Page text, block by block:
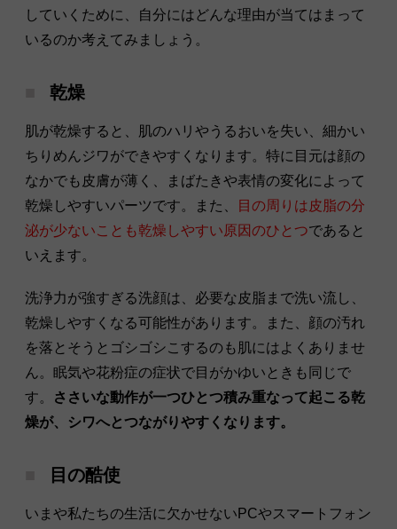
していくために、自分にはどんな理由が当てはまって
いるのか考えてみましょう。
乾燥
肌が乾燥すると、肌のハリやうるおいを失い、細かい
ちりめんジワができやすくなります。特に目元は顔の
なかでも皮膚が薄く、まばたきや表情の変化によって
乾燥しやすいパーツです。また、
目の周りは皮脂の分
泌が少ないことも乾燥しやすい原因のひとつであると
いえます。
洗浄力が強すぎる洗顔は、必要な皮脂まで洗い流し、
乾燥しやすくなる可能性があります。また、顔の汚れ
を落とそうとゴシゴシこするのも肌にはよくありませ
ん。眠気や花粉症の症状で目がかゆいときも同じで
す。
ささいな動作が一つひとつ積み重なって起こる乾
燥が、シワへとつながりやすくなります。
目の酷使
いまや私たちの生活に欠かせないPCやスマートフォン